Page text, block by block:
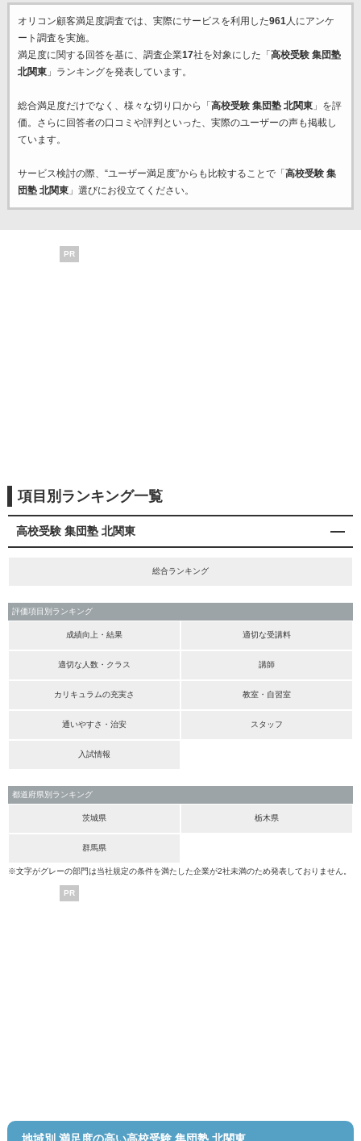
オリコン顧客満足度調査では、実際にサービスを利用した961人にアンケ
ート調査を実施。
満足度に関する回答を基に、調査企業17社を対象にした「 高校受験 集団塾
北関東」ランキングを発表しています。
総合満足度だけでなく、様々な切り口から「 高校受験 集団塾 北関東」を評
価。さらに回答者の口コミや評判といった、実際のユーザーの声も掲載し
ています。
サービス検討の際、“ユーザー満足度”からも比較することで「 高校受験 集
団塾 北関東」選びにお役立てください。
PR
項目別ランキング一覧
高校受験 集団塾 北関東
総合ランキング
評価項目別ランキング
成績向上・結果 適切な受講料
適切な人数・クラス 講師
カリキュラムの充実さ 教室・自習室
通いやすさ・治安 スタッフ
入試情報
都道府県別ランキング
茨城県 栃木県
群馬県
※文字がグレーの部門は当社規定の条件を満たした企業が2社未満のため発表しておりません。
PR